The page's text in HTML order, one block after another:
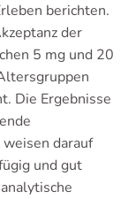
berichten.
der
5 mg und 20
Die Ergebnisse
darauf
und gut